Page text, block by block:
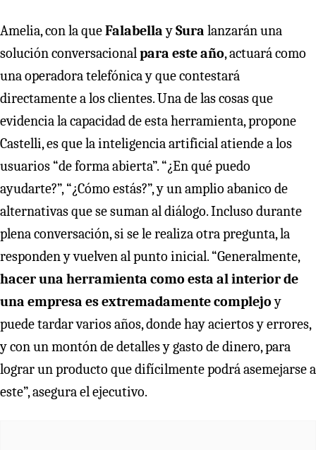
Amelia, con la queFalabellaySura lanzarán una
solución conversacionalpara este año, actuará como
una operadora telefónica y que contestará
directamente a los clientes. Una de las cosas que
evidencia la capacidad de esta herramienta, propone
Castelli, es que la inteligencia artificial atiende a los
usuarios “de forma abierta”. “¿En qué puedo
ayudarte?”, “¿Cómo estás?”, y un amplio abanico de
alternativas que se suman al diálogo. Incluso durante
plena conversación, si se le realiza otra pregunta, la
responden y vuelven al punto inicial. “Generalmente,
hacer una herramienta como esta al interior de
una empresa es extremadamente complejoy
puede tardar varios años, donde hay aciertos y errores,
y con un montón de detalles y gasto de dinero, para
lograr un producto que difícilmente podrá asemejarse a
este”, asegura el ejecutivo.